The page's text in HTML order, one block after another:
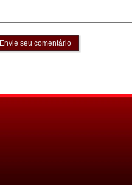
Envie seu comentário